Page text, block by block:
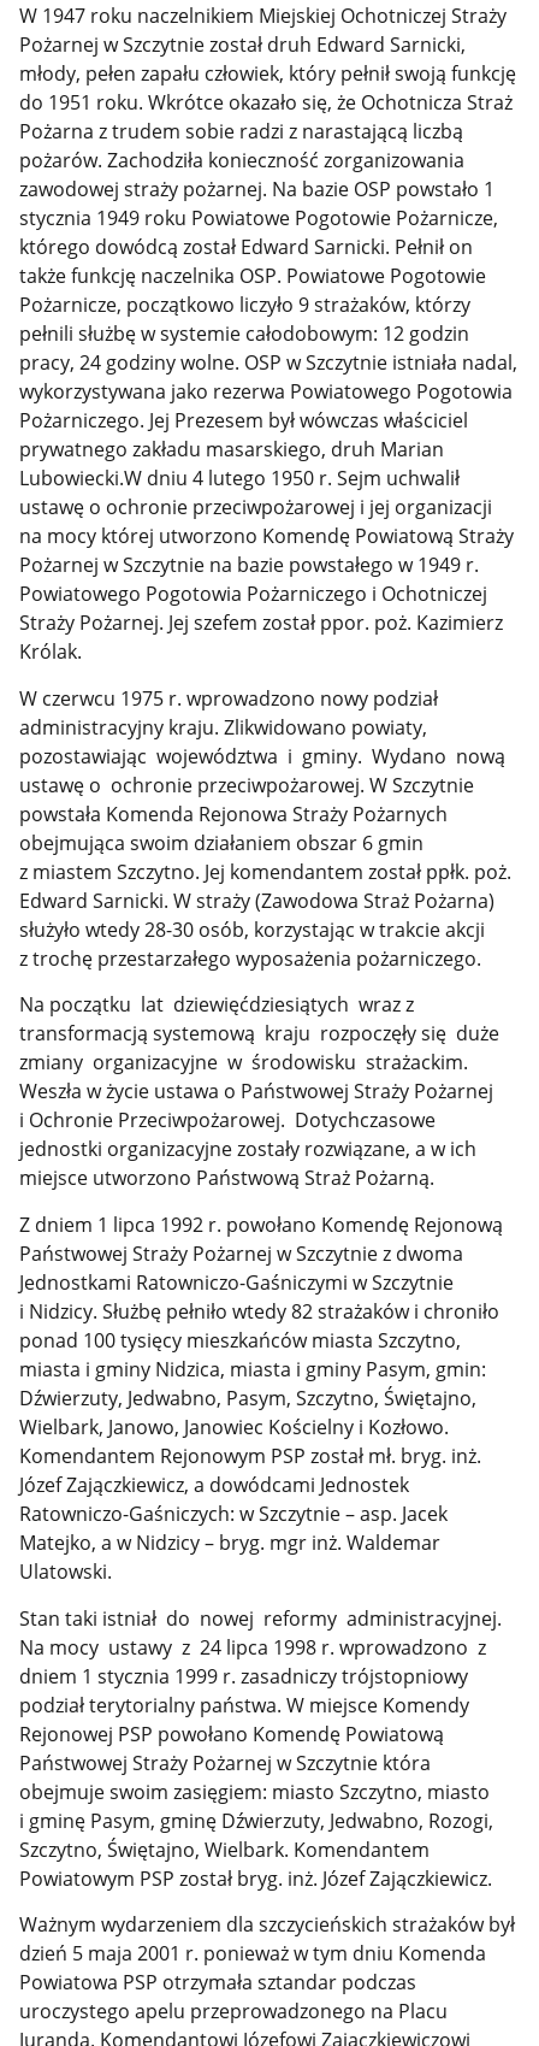
W 1947 roku naczelnikiem Miejskiej Ochotniczej Straży
Pożarnej w Szczytnie został druh Edward Sarnicki,
młody, pełen zapału człowiek, który pełnił swoją funkcję
do 1951 roku. Wkrótce okazało się, że Ochotnicza Straż
Pożarna z trudem sobie radzi z narastającą liczbą
pożarów. Zachodziła konieczność zorganizowania
zawodowej straży pożarnej. Na bazie OSP powstało 1
stycznia 1949 roku Powiatowe Pogotowie Pożarnicze,
którego dowódcą został Edward Sarnicki. Pełnił on
także funkcję naczelnika OSP. Powiatowe Pogotowie
Pożarnicze, początkowo liczyło 9 strażaków, którzy
pełnili służbę w systemie całodobowym: 12 godzin
pracy, 24 godziny wolne. OSP w Szczytnie istniała nadal,
wykorzystywana jako rezerwa Powiatowego Pogotowia
Pożarniczego. Jej Prezesem był wówczas właściciel
prywatnego zakładu masarskiego, druh Marian
Lubowiecki.W dniu 4 lutego 1950 r. Sejm uchwalił
ustawę o ochronie przeciwpożarowej i jej organizacji
na mocy której utworzono Komendę Powiatową Straży
Pożarnej w Szczytnie na bazie powstałego w 1949 r.
Powiatowego Pogotowia Pożarniczego i Ochotniczej
Straży Pożarnej. Jej szefem został ppor. poż. Kazimierz
Królak.
W czerwcu 1975 r. wprowadzono nowy podział
administracyjny kraju. Zlikwidowano powiaty,
pozostawiając województwa i gminy. Wydano nową
ustawę o ochronie przeciwpożarowej. W Szczytnie
powstała Komenda Rejonowa Straży Pożarnych
obejmująca swoim działaniem obszar 6 gmin
z miastem Szczytno. Jej komendantem został ppłk. poż.
Edward Sarnicki. W straży (Zawodowa Straż Pożarna)
służyło wtedy 28-30 osób, korzystając w trakcie akcji
z trochę przestarzałego wyposażenia pożarniczego.
Na początku lat dziewięćdziesiątych wraz z
transformacją systemową kraju rozpoczęły się duże
zmiany organizacyjne w środowisku strażackim.
Weszła w życie ustawa o Państwowej Straży Pożarnej
i Ochronie Przeciwpożarowej. Dotychczasowe
jednostki organizacyjne zostały rozwiązane, a w ich
miejsce utworzono Państwową Straż Pożarną.
Z dniem 1 lipca 1992 r. powołano Komendę Rejonową
Państwowej Straży Pożarnej w Szczytnie z dwoma
Jednostkami Ratowniczo-Gaśniczymi w Szczytnie
i Nidzicy. Służbę pełniło wtedy 82 strażaków i chroniło
ponad 100 tysięcy mieszkańców miasta Szczytno,
miasta i gminy Nidzica, miasta i gminy Pasym, gmin:
Dźwierzuty, Jedwabno, Pasym, Szczytno, Świętajno,
Wielbark, Janowo, Janowiec Kościelny i Kozłowo.
Komendantem Rejonowym PSP został mł. bryg. inż.
Józef Zajączkiewicz, a dowódcami Jednostek
Ratowniczo-Gaśniczych: w Szczytnie – asp. Jacek
Matejko, a w Nidzicy – bryg. mgr inż. Waldemar
Ulatowski.
Stan taki istniał do nowej reformy administracyjnej.
Na mocy ustawy z 24 lipca 1998 r. wprowadzono z
dniem 1 stycznia 1999 r. zasadniczy trójstopniowy
podział terytorialny państwa. W miejsce Komendy
Rejonowej PSP powołano Komendę Powiatową
Państwowej Straży Pożarnej w Szczytnie która
obejmuje swoim zasięgiem: miasto Szczytno, miasto
i gminę Pasym, gminę Dźwierzuty, Jedwabno, Rozogi,
Szczytno, Świętajno, Wielbark. Komendantem
Powiatowym PSP został bryg. inż. Józef Zajączkiewicz.
Ważnym wydarzeniem dla szczycieńskich strażaków był
dzień 5 maja 2001 r. ponieważ w tym dniu Komenda
Powiatowa PSP otrzymała sztandar podczas
uroczystego apelu przeprowadzonego na Placu
Juranda. Komendantowi Józefowi Zajączkiewiczowi